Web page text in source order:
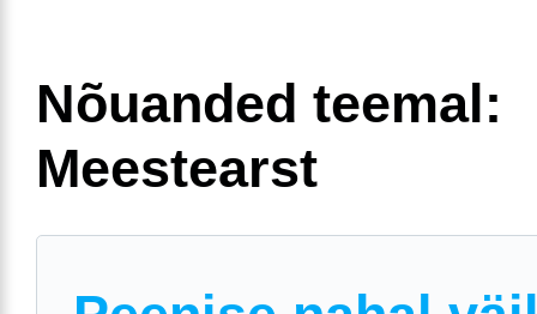
Nõuanded teemal:
Meestearst